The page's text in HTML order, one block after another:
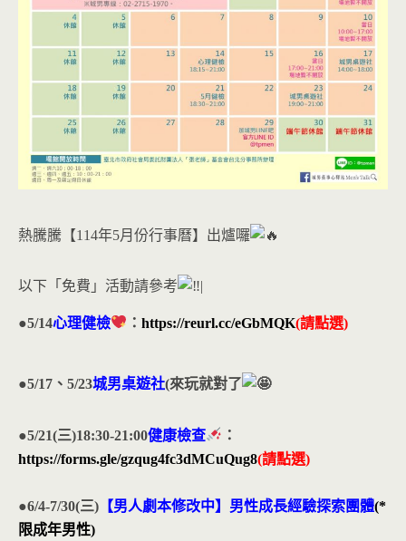
熱騰騰【114年5月份行事曆】出爐囉
以下「免費」活動請參考 |
●5/14心理健檢 ：https://reurl.cc/eGbMQK(請點選)
●5/17、5/23城男桌遊社(來玩就對了
●5/21(三)18:30-21:00健康檢查
：
https://forms.gle/gzqug4fc3dMCuQug8(請點選)
●6/4-7/30(三) 【男人劇本修改中】 男性成長經驗探索團體(*
限成年男性)